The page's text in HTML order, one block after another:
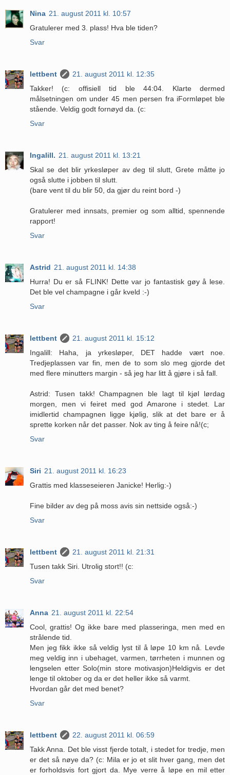
Nina 21. august 2011 kl. 10:57
Gratulerer med 3. plass! Hva ble tiden?
Svar
lettbent
21. august 2011 kl. 12:35
Takker! (c: offisiell tid ble 44:04. Klarte dermed
målsetningen om under 45 men persen fra iFormløpet ble
stående. Veldig godt fornøyd da. (c:
Svar
Ingalill. 21. august 2011 kl. 13:21
Skal se det blir yrkesløper av deg til slutt, Grete måtte jo
også slutte i jobben til slutt.
(bare vent til du blir 50, da gjør du reint bord -)
Gratulerer med innsats, premier og som alltid, spennende
rapport!
Svar
Astrid 21. august 2011 kl. 14:38
Hurra! Du er så FLINK! Dette var jo fantastisk gøy å lese.
Det ble vel champagne i går kveld :-)
Svar
lettbent
21. august 2011 kl. 15:12
Ingalill: Haha, ja yrkesløper, DET hadde vært noe.
Tredjeplassen var fin, men de to som slo meg gjorde det
med flere minutters margin - så jeg har litt å gjøre i så fall.
Astrid: Tusen takk! Champagnen ble lagt til kjøl lørdag
morgen, men vi feiret med god Amarone i stedet. Lar
imidlertid champagnen ligge kjølig, slik at det bare er å
sprette korken når det passer. Nok av ting å feire nå!(c;
Svar
Siri 21. august 2011 kl. 16:23
Grattis med klasseseieren Janicke! Herlig:-)
Fine bilder av deg på moss avis sin nettside også:-)
Svar
lettbent
21. august 2011 kl. 21:31
Tusen takk Siri. Utrolig stort!! (c:
Svar
Anna 21. august 2011 kl. 22:54
Cool, grattis! Og ikke bare med plasseringa, men med en
strålende tid.
Men jeg fikk ikke så veldig lyst til å løpe 10 km nå. Levde
meg veldig inn i ubehaget, varmen, tørrheten i munnen og
lengselen etter Solo(min store motivasjon)Heldigvis er det
lenge til oktober og da er det heller ikke så varmt.
Hvordan går det med benet?
Svar
lettbent
22. august 2011 kl. 06:59
Takk Anna. Det ble visst fjerde totalt, i stedet for tredje, men
er det så nøye da? (c: Mila er jo et slit hver gang, men det
er forholdsvis fort gjort da. Mye verre å løpe en mil etter